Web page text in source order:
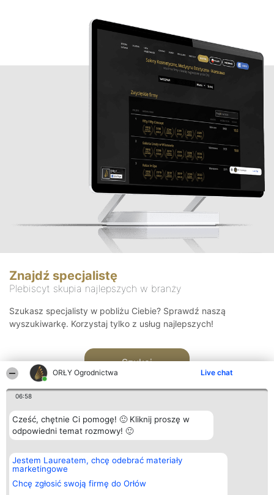
ORŁY Ogrodnictwa Live chat
06:58
Cześć, chętnie Ci pomogę! 🙂 Kliknij proszę w
odpowiedni temat rozmowy! 🙂
Jestem Laureatem, chcę odebrać materiały
marketingowe
Chcę zgłosić swoją firmę do Orłów
Znajdź specjalistę
Plebiscyt skupia najlepszych w branży
Szukasz specjalisty w pobliżu Ciebie? Sprawdź naszą
wyszukiwarkę. Korzystaj tylko z usług najlepszych!
Szukaj
Organizator plebiscytu
Bright Side Solutions sp. z o.
o. sp. k.
ul. Ruska 22
Wrocław 50-079
Plebiscyt
Laureaci
wszystkich
Laureatów
Kontakt
Kontakt